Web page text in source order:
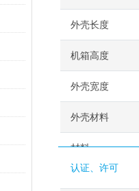
外壳长度
机箱高度
外壳宽度
外壳材料
材料
认证、许可